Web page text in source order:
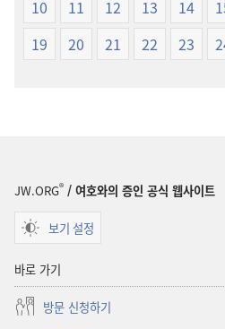
10
11 12 13 14
19
20 21 22 23
JW.ORG® / 여호와의 증인 공식 웹사이트
보기 설정
바로 가기
방문 신청하기